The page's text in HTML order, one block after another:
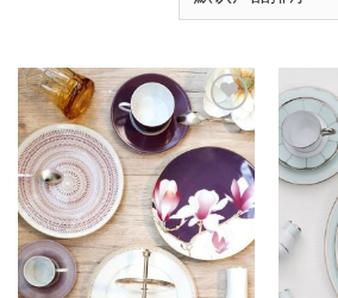
加入
心愿